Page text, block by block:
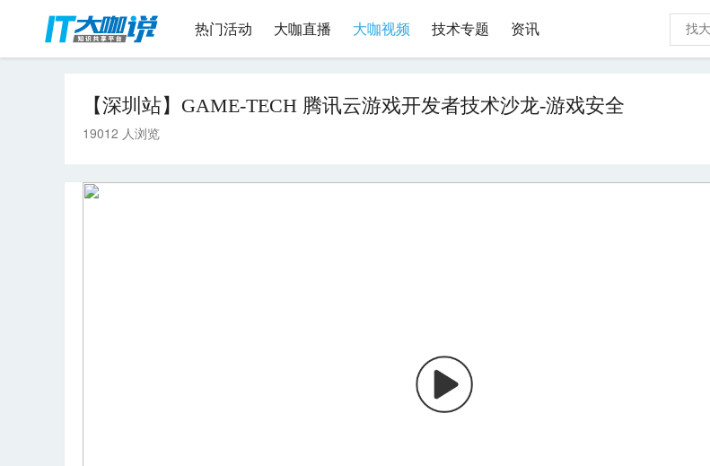
热门活动 大咖直播 大咖视频 技术专题 资讯
【深圳站】GAME-TECH 腾讯云游戏开发者技术沙龙-游戏安全
19012 人浏览